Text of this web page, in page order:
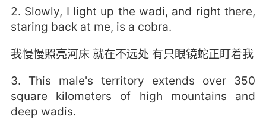
2. Slowly, I light up the wadi, and right there,
staring back at me, is a cobra.
我慢慢照亮河床 就在不远处 有只眼镜蛇正盯着我
3. This male's territory extends over 350
square kilometers of high mountains and
deep wadis.